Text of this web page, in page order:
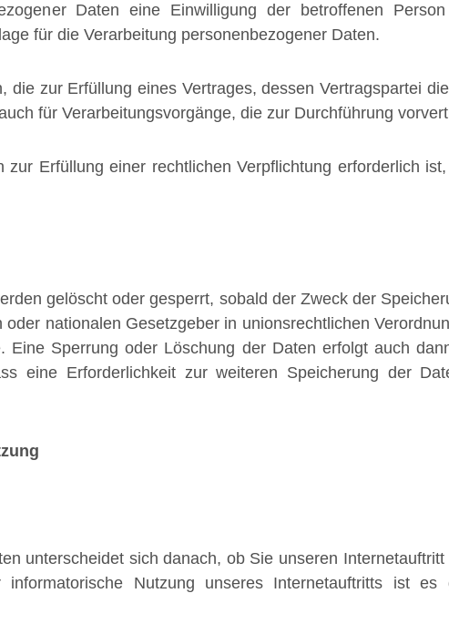
Daten eine Einwilligung der betroffenen
für die Verarbeitung personenbezogener Daten.
zur Erfüllung eines Vertrages, dessen Vertragspartei
für Verarbeitungsvorgänge, die zur Durchführung
Erfüllung einer rechtlichen Verpflichtung erforderlich
gelöscht oder gesperrt, sobald der Zweck der
nationalen Gesetzgeber in unionsrechtlichen
Eine Sperrung oder Löschung der Daten erfolgt auch
eine Erforderlichkeit zur weiteren Speicherung der
unterscheidet sich danach, ob Sie unseren
Nutzung unseres Internetauftritts ist es